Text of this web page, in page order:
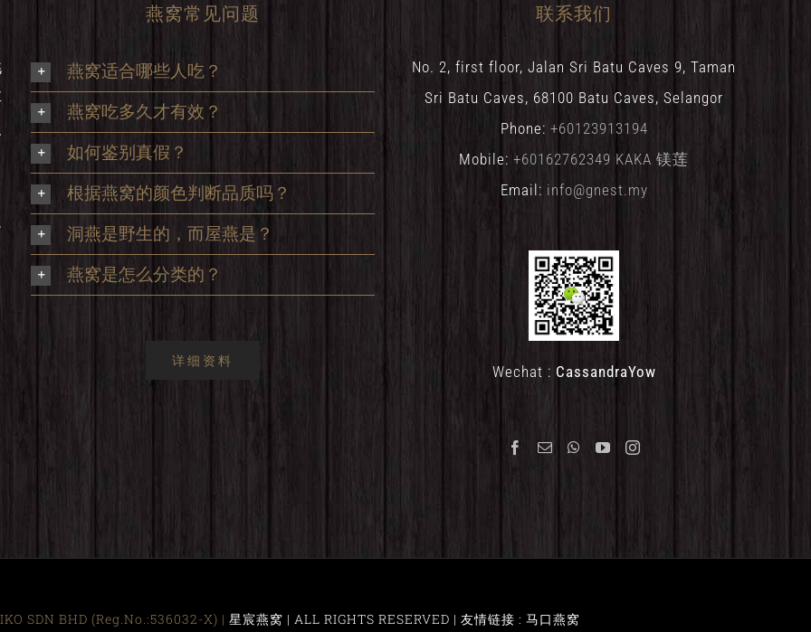
燕窝常见问题
燕窝适合哪些人吃？
燕窝吃多久才有效？
如何鉴别真假？
根据燕窝的颜色判断品质吗？
洞燕是野生的，而屋燕是？
燕窝是怎么分类的？
详细资料
联系我们
No. 2, first floor, Jalan Sri Batu Caves 9, Taman
Sri Batu Caves, 68100 Batu Caves, Selangor
Phone: +60123913194
Mobile: +60162762349 KAKA 镁莲
Email: info@gnest.my
Wechat : CassandraYow
SDN BHD (Reg.No.:536032-X) | 星宸燕窝 | ALL RIGHTS RESERVED | 友情链接 : 马口燕窝